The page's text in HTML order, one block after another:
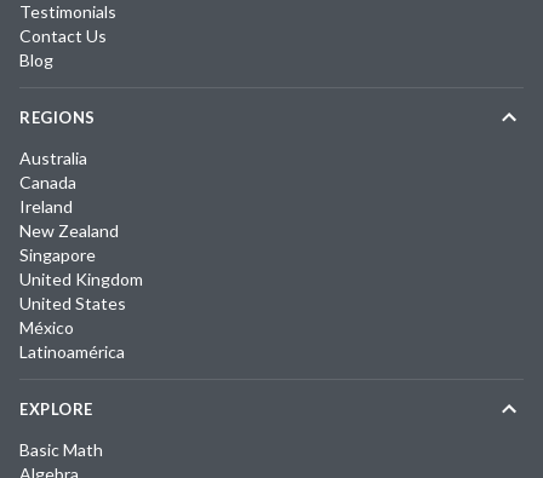
Testimonials
Contact Us
Blog
REGIONS
Australia
Canada
Ireland
New Zealand
Singapore
United Kingdom
United States
México
Latinoamérica
EXPLORE
Basic Math